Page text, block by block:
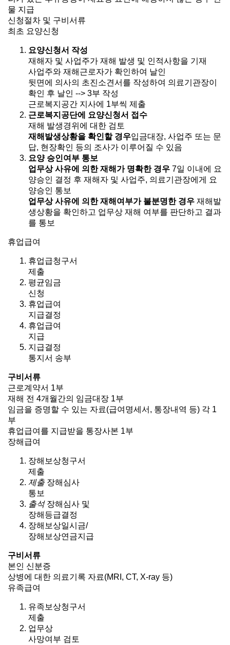
물 지급
신청절차 및 구비서류
최초 요양신청
요양신청서 작성
재해자 및 사업주가 재해 발생 및 인적사항을 기재
사업주와 재해근로자가 확인하여 날인
뒷면에 의사의 초진소견서를 작성하여 의료기관장이
확인 후 날인 --> 3부 작성
근로복지공간 지사에 1부씩 제출
근로복지공단에 요양신청서 접수
재해 발생경위에 대한 검토
재해발생상황을 확인할 경우입금대장, 사업주 또는 문
답, 현장확인 등의 조사가 이루어질 수 있음
요양 승인여부 통보
업무상 사유에 의한 재해가 명확한 경우 7일 이내에 요
양승인 결정 후 재해자 및 사업주, 의료기관장에게 요
양승인 통보
업무상 사유에 의한 재해여부가 불분명한 경우 재해발
생상황을 확인하고 업무상 재해 여부를 판단하고 결과
를 통보
휴업급여
휴업급청구서
제출
평균임금
신청
휴업급여
지급결정
휴업급여
지급
지급결정
통지서 송부
구비서류
근로계약서 1부
재해 전 4개월간의 임금대장 1부
임금을 증명할 수 있는 자료(급여명세서, 통장내역 등) 각 1
부
휴업급여를 지급받을 통장사본 1부
장해급여
장해보상청구서
제출
제출 장해심사
통보
출석 장해심사 및
장해등급결정
장해보상일시금/
장해보상연금지급
구비서류
본인 신분증
상병에 대한 의료기록 자료(MRI, CT, X-ray 등)
유족급여
유족보상청구서
제출
업무상
사망여부 검토